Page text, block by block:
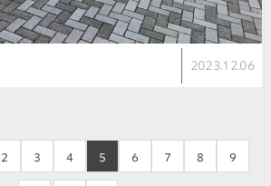
2023.12.06
2 3 4 5 6 7 8 9